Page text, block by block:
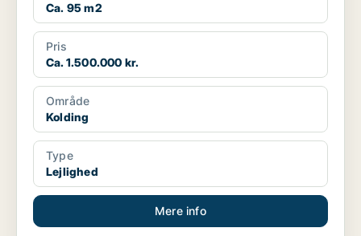
Ca. 95 m2
Pris
Ca. 1.500.000 kr.
Område
Kolding
Type
Lejlighed
Mere info